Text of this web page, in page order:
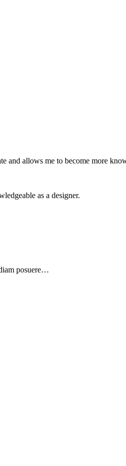
and allows me to become more
as a designer.
posuere…